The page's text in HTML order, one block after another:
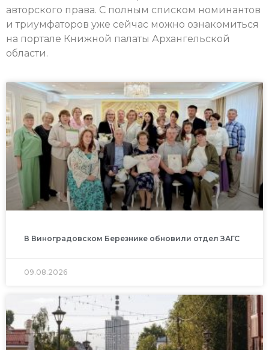
авторского права. С полным списком номинантов
и триумфаторов уже сейчас можно ознакомиться
на портале Книжной палаты Архангельской
области.
В Виноградовском Березнике обновили отдел ЗАГС
09.08.2026